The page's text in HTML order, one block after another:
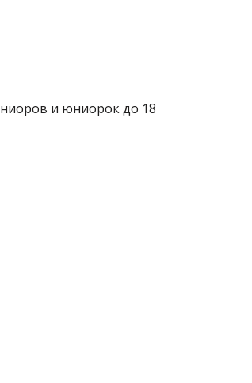
и юниорок до 18